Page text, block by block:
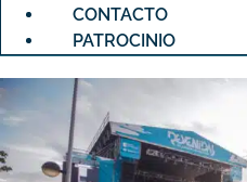
CONTACTO
PATROCINIO